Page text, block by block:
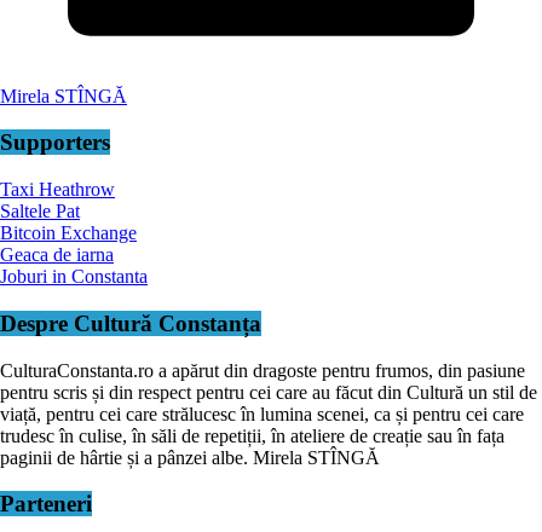
Mirela STÎNGĂ
Supporters
Taxi Heathrow
Saltele Pat
Bitcoin Exchange
Geaca de iarna
Joburi in Constanta
Despre Cultură Constanța
CulturaConstanta.ro a apărut din dragoste pentru frumos, din pasiune
pentru scris și din respect pentru cei care au făcut din Cultură un stil de
viață, pentru cei care strălucesc în lumina scenei, ca și pentru cei care
trudesc în culise, în săli de repetiții, în ateliere de creație sau în fața
paginii de hârtie și a pânzei albe. Mirela STÎNGĂ
Parteneri